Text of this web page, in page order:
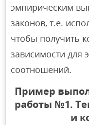
эмпирическим
законов, т.е.
чтобы получить
зависимости для
соотношений.
Пример
работы №1.
и